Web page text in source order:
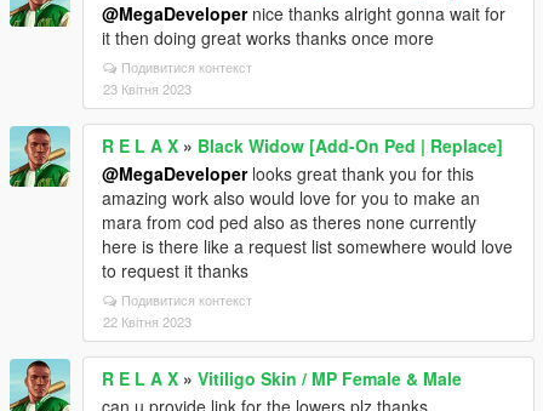
@MegaDevelopernice thanks alright gonna wait for
it then doing great works thanks once more
Подивитися контекст
23 Квітня 2023
R E L A X » Black Widow [Add-On Ped | Replace]
@MegaDeveloperlooks great thank you for this
amazing work also would love for you to make an
mara from cod ped also as theres none currently
here is there like a request list somewhere would love
to request it thanks
Подивитися контекст
22 Квітня 2023
R E L A X » Vitiligo Skin / MP Female & Male
can u provide link for the lowers plz thanks